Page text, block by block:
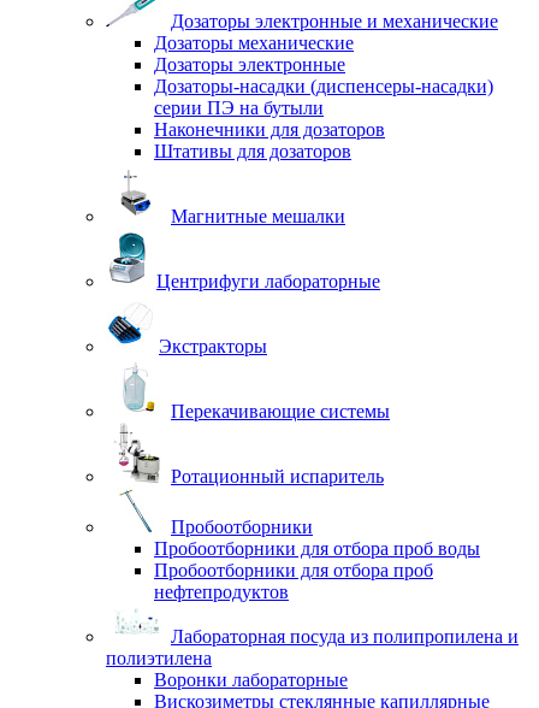
Дозаторы электронные и механические
Дозаторы механические
Дозаторы электронные
Дозаторы-насадки (диспенсеры-насадки)
серии ПЭ на бутыли
Наконечники для дозаторов
Штативы для дозаторов
Магнитные мешалки
Центрифуги лабораторные
Экстракторы
Перекачивающие системы
Ротационный испаритель
Пробоотборники
Пробоотборники для отбора проб воды
Пробоотборники для отбора проб
нефтепродуктов
Лабораторная посуда из полипропилена и
полиэтилена
Воронки лабораторные
Вискозиметры стеклянные капиллярные